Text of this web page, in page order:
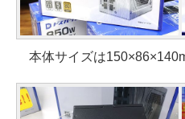
本体サイズは